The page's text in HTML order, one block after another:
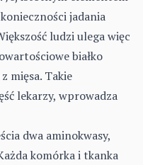
jadania
ludzi ulega więc
białko
mięsa. Takie
lekarzy, wprowadza
dwa aminokwasy,
komórka i tkanka